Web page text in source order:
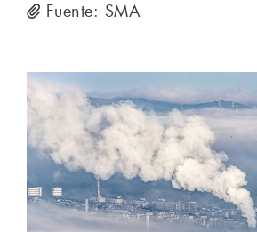
Fuente: SMA